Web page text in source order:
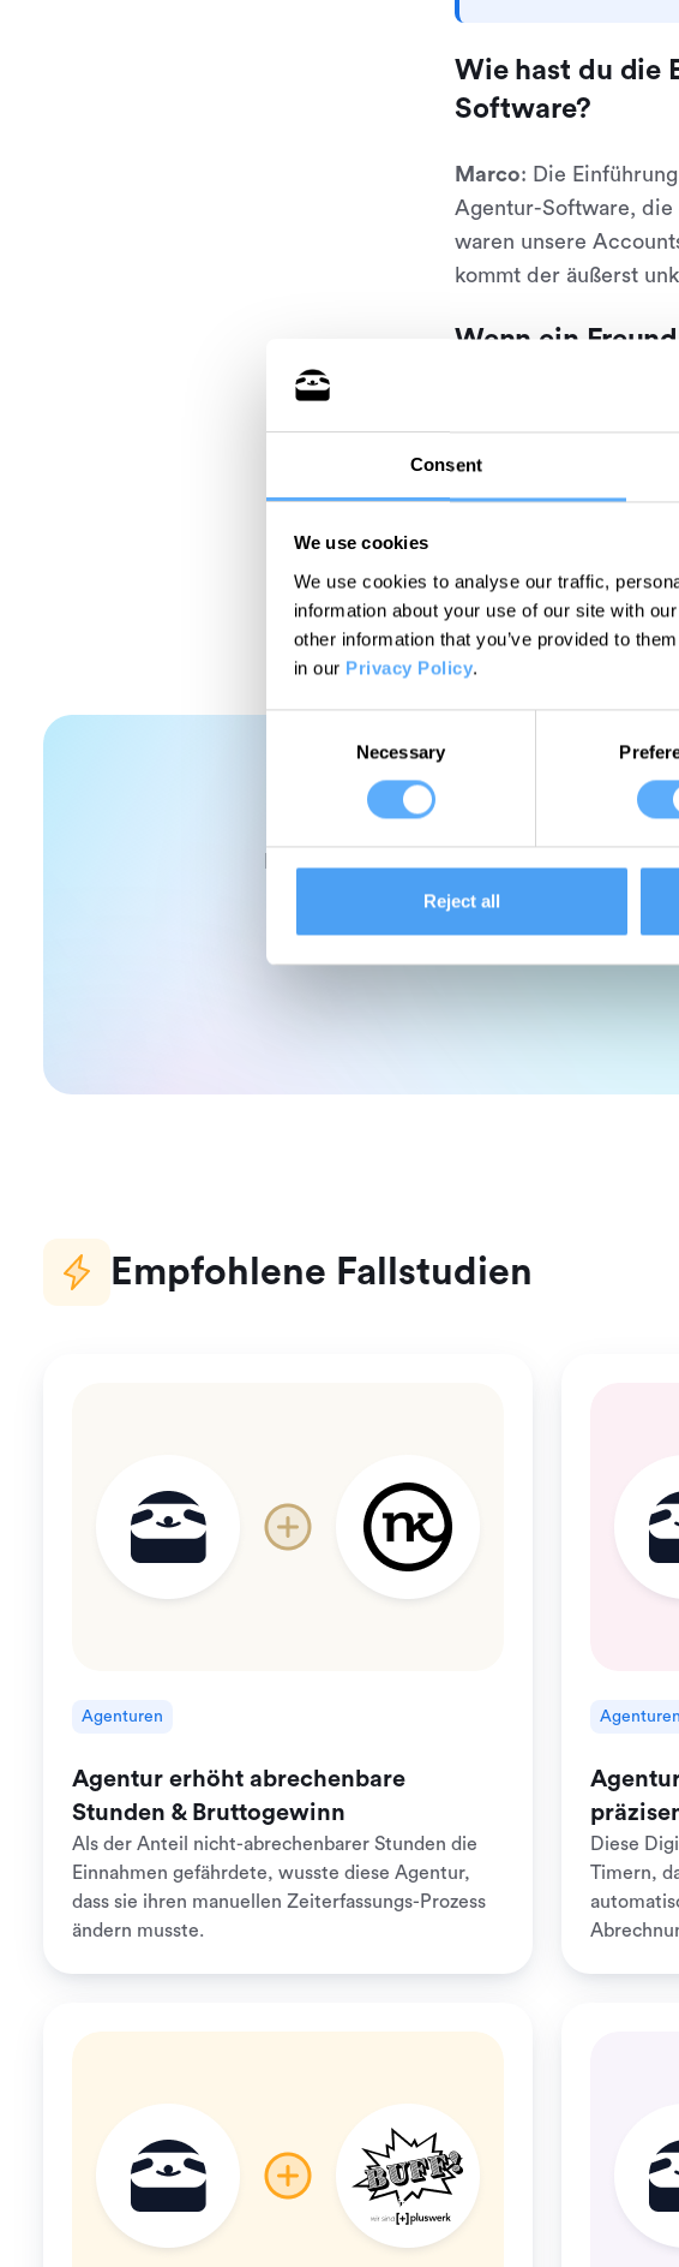
Consent
We use cookies
We use cookies to analyse our traffic,
information about your use of our site with
other information that you’ve provided to
in our Privacy Policy.
Necessary
Reject all
Wie hast du die
Software?
Marco: Die
Agentur-Software,
waren unsere
kommt der äußerst
Wenn ein
: Ich würde
das meinen
Jetzt
Entdecke unser intuitives
Empfohlene Fallstudien
Agenturen
Agentur erhöht abrechenbare
Stunden & Bruttogewinn
Als der Anteil nicht-abrechenbarer Stunden die
Einnahmen gefährdete, wusste diese Agentur,
dass sie ihren manuellen Zeiterfassungs-Prozess
ändern musste.
Agenturen
Diese
Timern,